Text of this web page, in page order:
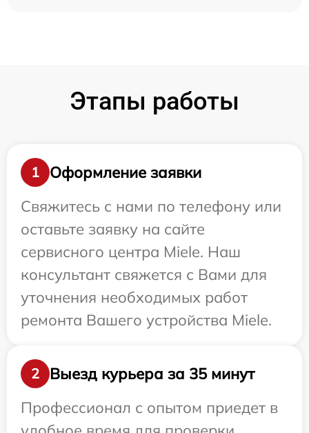
Этапы работы
1
Оформление заявки
Свяжитесь с нами по телефону или
оставьте заявку на сайте
сервисного центра Miele. Наш
консультант свяжется с Вами для
уточнения необходимых работ
ремонта Вашего устройства Miele.
2
Выезд курьера за 35 минут
Профессионал с опытом приедет в